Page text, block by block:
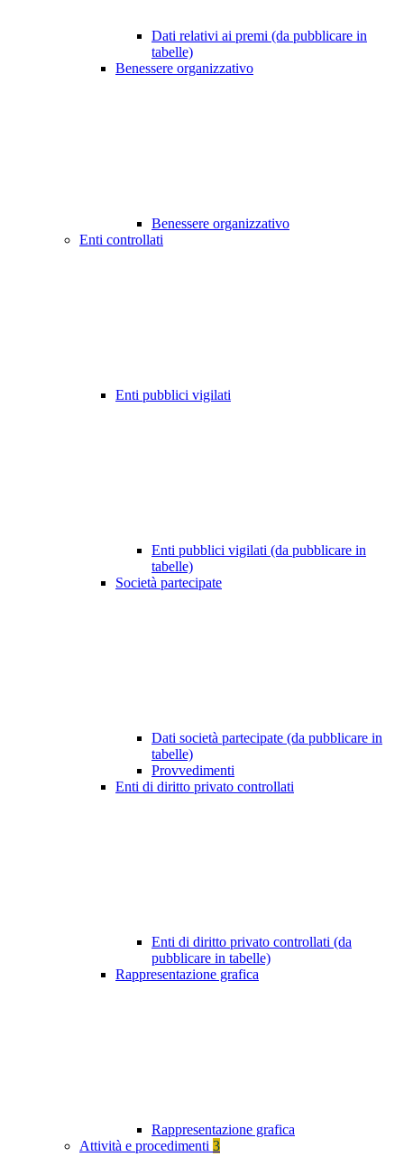
Dati relativi ai premi (da pubblicare in
tabelle)
Benessere organizzativo
Benessere organizzativo
Enti controllati
Enti pubblici vigilati
Enti pubblici vigilati (da pubblicare in
tabelle)
Società partecipate
Dati società partecipate (da pubblicare in
tabelle)
Provvedimenti
Enti di diritto privato controllati
Enti di diritto privato controllati (da
pubblicare in tabelle)
Rappresentazione grafica
Rappresentazione grafica
Attività e procedimenti 3